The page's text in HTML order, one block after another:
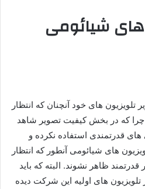
های شیائومی
های خود آنچنان که انتظار
که در بخش کیفیت تصویر شاهد
قدرتمندی استفاده نکرده و
های شیائومی آنطور که انتظار
ظاهر نشوند. البته که باید
های اولیه این شرکت دیده